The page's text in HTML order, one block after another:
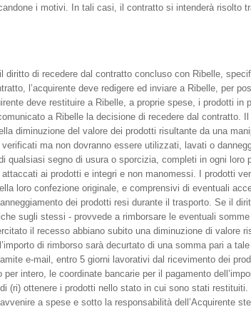
i motivi. In tali casi, il contratto si intenderà risolto
il diritto di recedere dal contratto concluso con Ribelle,
l’acquirente deve redigere ed inviare a Ribelle, per
deve restituire a Ribelle, a proprie spese, i prodotti
a Ribelle la decisione di recedere dal
diminuzione del valore dei prodotti risultante da una
verificati ma non dovranno essere utilizzati, lavati o
qualsiasi segno di usura o sporcizia, completi in ogni
attaccati ai prodotti e integri e non manomessi. I prodotti
loro confezione originale, e comprensivi di eventuali
dei prodotti resi durante il trasporto. Se il
sugli stessi - provvede a rimborsare le eventuali
il recesso abbiano subito una diminuzione di valore
di rimborso sarà decurtato di una somma pari a
e-mail, entro 5 giorni lavorativi dal ricevimento dei
intero, le coordinate bancarie per il pagamento
(ri) ottenere i prodotti nello stato in cui sono stati
a spese e sotto la responsabilità dell’Acquirente